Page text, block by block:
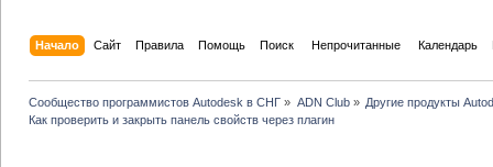
Начало Сайт Правила Помощь Поиск Непрочитанные Календарь
Сообщество программистов Autodesk в СНГ » ADN Club» Другие продукты
Как проверить и закрыть панель свойств через плагин